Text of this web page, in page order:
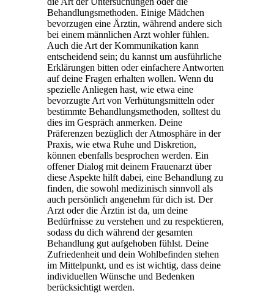
Behandlungsmethoden. Einige Mädchen
bevorzugen eine Ärztin, während andere sich
bei einem männlichen Arzt wohler fühlen.
Auch die Art der Kommunikation kann
entscheidend sein; du kannst um ausführliche
Erklärungen bitten oder einfachere Antworten
auf deine Fragen erhalten wollen. Wenn du
spezielle Anliegen hast, wie etwa eine
bevorzugte Art von Verhütungsmitteln oder
bestimmte Behandlungsmethoden, solltest du
dies im Gespräch anmerken. Deine
Präferenzen bezüglich der Atmosphäre in der
Praxis, wie etwa Ruhe und Diskretion,
können ebenfalls besprochen werden. Ein
offener Dialog mit deinem Frauenarzt über
diese Aspekte hilft dabei, eine Behandlung zu
finden, die sowohl medizinisch sinnvoll als
auch persönlich angenehm für dich ist. Der
Arzt oder die Ärztin ist da, um deine
Bedürfnisse zu verstehen und zu respektieren,
sodass du dich während der gesamten
Behandlung gut aufgehoben fühlst. Deine
Zufriedenheit und dein Wohlbefinden stehen
im Mittelpunkt, und es ist wichtig, dass deine
individuellen Wünsche und Bedenken
berücksichtigt werden.